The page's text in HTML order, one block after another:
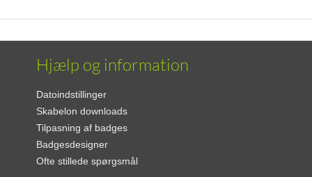
Hjælp og information
Datoindstillinger
Skabelon downloads
Tilpasning af badges
Badgesdesigner
Ofte stillede spørgsmål